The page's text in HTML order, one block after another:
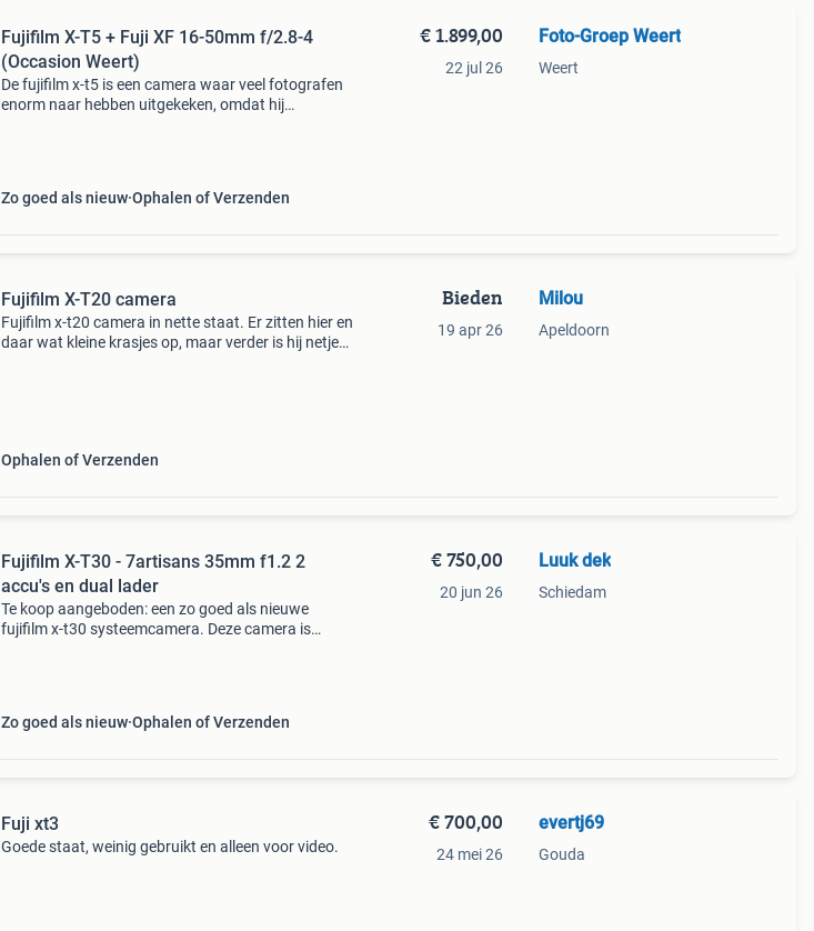
Fujifilm X-T5 + Fuji XF 16-50mm f/2.8-4
(Occasion Weert)
De fujifilm x-t5 is een camera waar veel fotografen
enorm naar hebben uitgekeken, omdat hij
Zo goed als nieuw Ophalen of Verzenden
€ 1.899,00
22 jul 26
Foto-Groep Weert
Weert
Fujifilm X-T20 camera
Fujifilm x-t20 camera in nette staat. Er zitten hier en
daar wat kleine krasjes op, maar verder is hij netjes
Ophalen of Verzenden
Bieden
19 apr 26
Milou
Apeldoorn
Fujifilm X-T30 - 7artisans 35mm f1.2 2
accu's en dual lader
Te koop aangeboden: een zo goed als nieuwe
fujifilm x-t30 systeemcamera. Deze camera is
Zo goed als nieuw Ophalen of Verzenden
€ 750,00
20 jun 26
Luuk dek
Schiedam
Fuji xt3
Goede staat, weinig gebruikt en alleen voor video.
€ 700,00
24 mei 26
evertj69
Gouda